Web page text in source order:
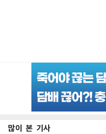
많이 본 기사